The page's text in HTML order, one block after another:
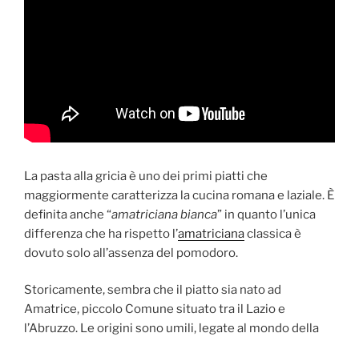
La pasta alla gricia è uno dei primi piatti che
maggiormente caratterizza la cucina romana e laziale. È
definita anche “amatriciana bianca” in quanto l’unica
differenza che ha rispetto l’amatricianaclassica è
dovuto solo all’assenza del pomodoro.
Storicamente, sembra che il piatto sia nato ad
Amatrice, piccolo Comune situato tra il Lazio e
l’Abruzzo. Le origini sono umili, legate al mondo della